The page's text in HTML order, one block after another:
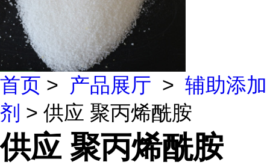
首页 > 产品展厅 > 辅助添加
剂 > 供应 聚丙烯酰胺
供应 聚丙烯酰胺